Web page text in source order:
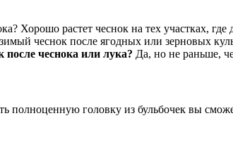
Хорошо растет чеснок на тех участках,
чеснок после ягодных или зерновых
чеснока или лука? Да, но не раньше,
головку из бульбочек вы